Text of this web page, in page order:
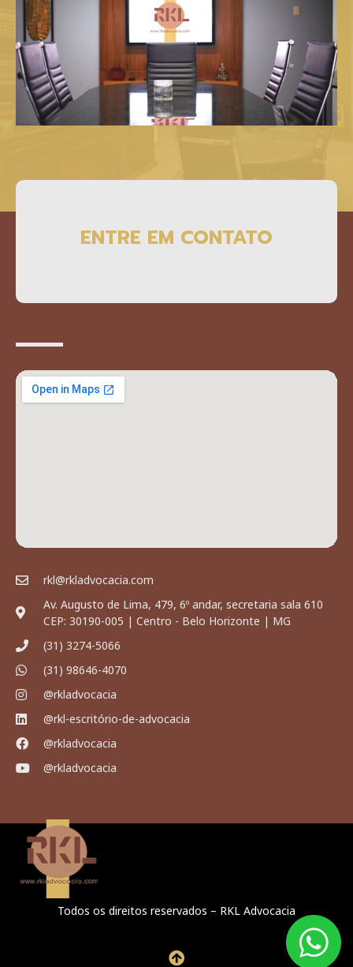
ENTRE EM CONTATO
rkl@rkladvocacia.com
Av. Augusto de Lima, 479, 6º andar, secretaria sala 610
CEP: 30190-005 | Centro - Belo Horizonte | MG
(31) 3274-5066
(31) 98646-4070
@rkladvocacia
@rkl-escritório-de-advocacia
@rkladvocacia
@rkladvocacia
Todos os direitos reservados – RKL Advocacia